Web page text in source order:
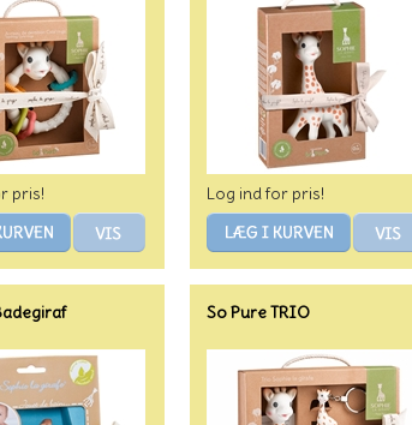
pris! Log ind for pris!
So Pure TRIO